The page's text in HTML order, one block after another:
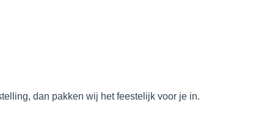
dan pakken wij het feestelijk voor je in.